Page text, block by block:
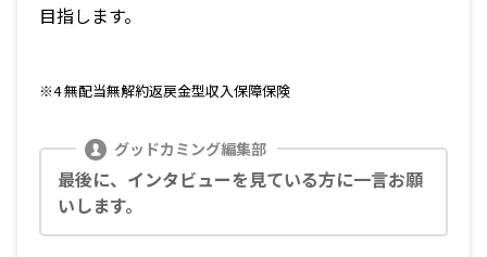
目指します。
※4 無配当無解約返戻金型収入保障保険
最後に、インタビューを見ている方に一言お願
いします。